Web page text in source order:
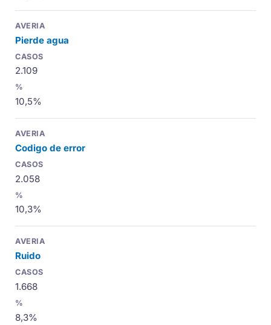
Pierde agua
2.109
10,5%
Codigo de error
2.058
10,3%
Ruido
1.668
8,3%